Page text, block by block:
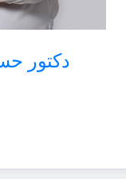
دكتور